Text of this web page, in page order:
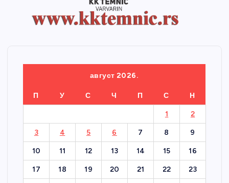
август 2026.
П У С Ч П С Н
1 2
3 4 5 6 7 8 9
10 11 12 13 14 15 16
17 18 19 20 21 22 23